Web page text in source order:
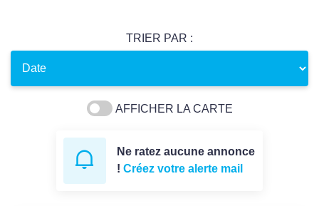
TRIER PAR :
AFFICHER LA CARTE
Ne ratez aucune annonce
! Créez votre alerte mail